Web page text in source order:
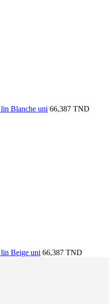
lin Blanche uni 66,387 TND
lin Beige uni 66,387 TND